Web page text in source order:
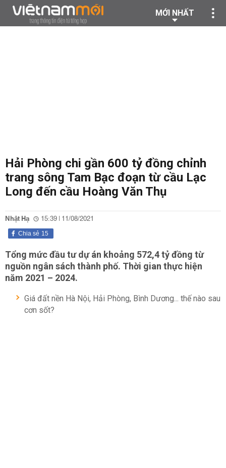
MỚI NHẤT
Hải Phòng chi gần 600 tỷ đồng chỉnh
trang sông Tam Bạc đoạn từ cầu Lạc
Long đến cầu Hoàng Văn Thụ
Nhật Hạ 15:39 | 11/08/2021
15
Chia sẻ
Tổng mức đầu tư dự án khoảng 572,4 tỷ đồng từ
nguồn ngân sách thành phố. Thời gian thực hiện
năm 2021 – 2024.
Giá đất nền Hà Nội, Hải Phòng, Bình Dương... thế nào sau
cơn sốt?